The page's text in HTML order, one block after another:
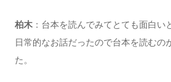
柏木：台本を読んでみてとても面白い
日常的なお話だったので台本を読むの
た。